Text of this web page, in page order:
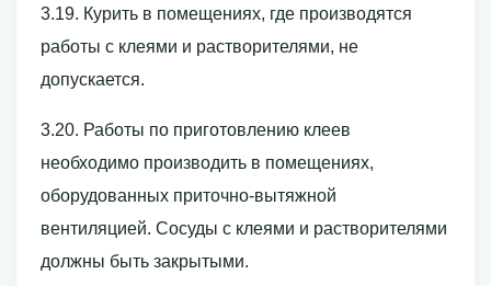
3.19. Курить в помещениях, где производятся
работы с клеями и растворителями, не
допускается.
3.20. Работы по приготовлению клеев
необходимо производить в помещениях,
оборудованных приточно-вытяжной
вентиляцией. Сосуды с клеями и растворителями
должны быть закрытыми.